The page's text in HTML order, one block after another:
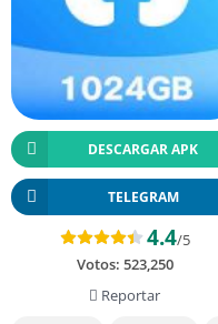
DESCARGAR APK
TELEGRAM
4.4/5
Votos: 523,250
Reportar